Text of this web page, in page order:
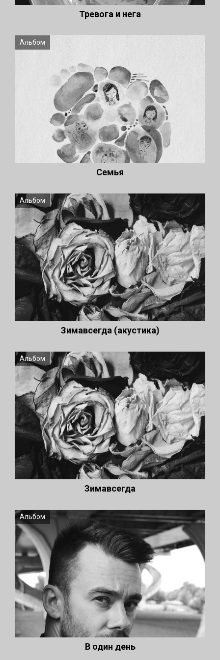
Тревога и нега
Альбом
Семья
Альбом
Зимавсегда (акустика)
Альбом
Зимавсегда
Альбом
В один день